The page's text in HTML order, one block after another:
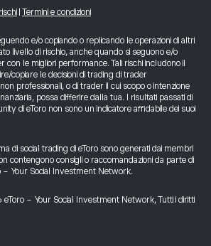
Termini e condizioni
e/o copiando o replicando le operazioni di altri
livello di rischio, anche quando si seguono e/o
con le migliori performance. Tali rischi includono il
copiare le decisioni di trading di trader
professionali, o di trader il cui scopo o intenzione
possa differire dalla tua. I risultati passati di
di eToro non sono un indicatore affidabile dei suoi
di social trading di eToro sono generati dai membri
contengono consigli o raccomandazioni da parte di
- Your Social Investment Network.
- Your Social Investment Network, Tutti i diritti